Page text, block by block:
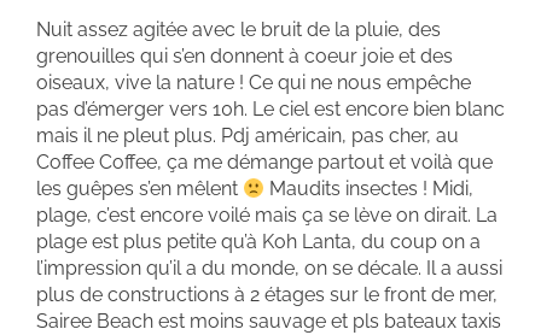
Nuit assez agitée avec le bruit de la pluie, des
grenouilles qui s’en donnent à coeur joie et des
oiseaux, vive la nature ! Ce qui ne nous empêche
pas d’émerger vers 10h. Le ciel est encore bien blanc
mais il ne pleut plus. Pdj américain, pas cher, au
Coffee Coffee, ça me démange partout et voilà que
les guêpes s’en mêlent
Maudits insectes ! Midi,
plage, c’est encore voilé mais ça se lève on dirait. La
plage est plus petite qu’à Koh Lanta, du coup on a
l’impression qu’il a du monde, on se décale. Il a aussi
plus de constructions à 2 étages sur le front de mer,
Sairee Beach est moins sauvage et pls bateaux taxis